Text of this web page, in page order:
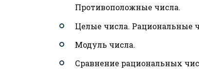
Противоположные числа.
Целые числа. Рациональные
Модуль числа.
Сравнение рациональных